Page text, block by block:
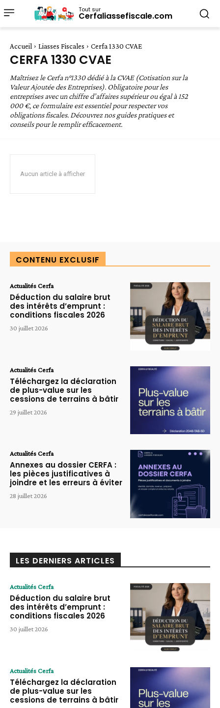
Tout sur
Cerfaliassefiscale.com
Accueil Liasses Fiscales Cerfa 1330 CVAE
CERFA 1330 CVAE
Maîtrisez le Cerfa n°1330 dédié à la CVAE (Cotisation sur la
Valeur Ajoutée des Entreprises). Obligatoire pour les
entreprises avec un chiffre d’affaires supérieur ou égal à 152
000 €, ce formulaire est essentiel pour respecter vos
obligations fiscales. Découvrez nos guides pratiques et
conseils pour le remplir efficacement.
Aucun article à afficher
CONTENU EXCLUSIF
Actualités Cerfa
Déduction du salaire brut
des intérêts d’emprunt :
conditions fiscales 2026
30 juillet 2026
Actualités Cerfa
Téléchargez la déclaration
de plus-value sur les
cessions de terrains à bâtir
29 juillet 2026
Actualités Cerfa
Annexes au dossier CERFA :
les pièces justificatives à
joindre et les erreurs à éviter
28 juillet 2026
LES DERNIERS ARTICLES
Actualités Cerfa
Déduction du salaire brut
des intérêts d’emprunt :
conditions fiscales 2026
30 juillet 2026
Actualités Cerfa
Téléchargez la déclaration
de plus-value sur les
cessions de terrains à bâtir